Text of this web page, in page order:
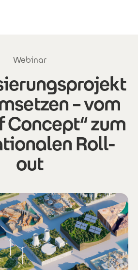
Webinar
– vom
Concept“ zum
Roll-
out